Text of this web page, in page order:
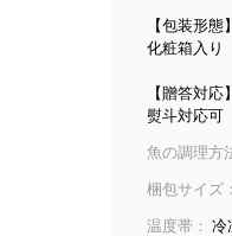
【包装形態】
化粧箱入り
【贈答対応】
熨斗対応可
魚の調理方
梱包サイズ：
温度帯： 冷